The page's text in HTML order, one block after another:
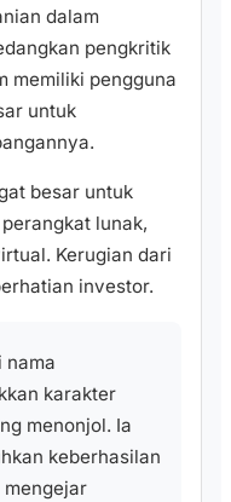
dalam
pengkritik
memiliki pengguna
untuk
besar untuk
lunak,
Kerugian dari
investor.
nama
karakter
menonjol. Ia
keberhasilan
mengejar